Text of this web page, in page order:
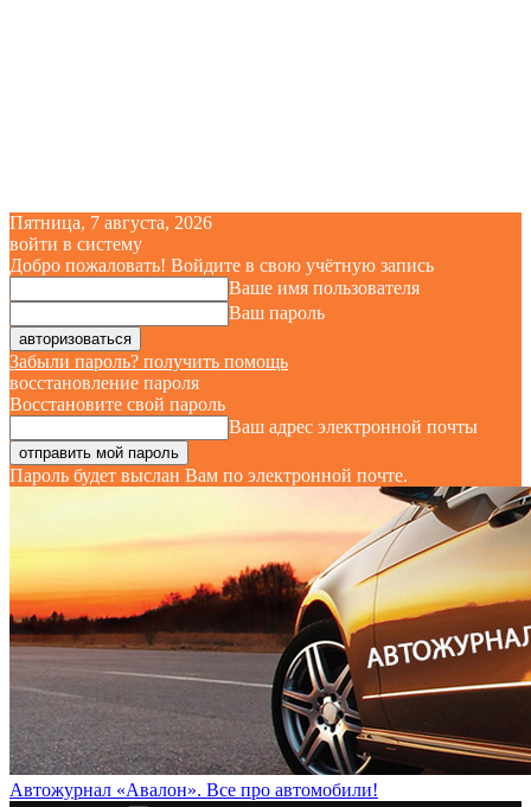
Пятница, 7 августа, 2026
войти в систему
Добро пожаловать! Войдите в свою учётную запись
Ваше имя пользователя
Ваш пароль
Забыли пароль? получить помощь
восстановление пароля
Восстановите свой пароль
Ваш адрес электронной почты
Пароль будет выслан Вам по электронной почте.
Автожурнал «Авалон». Все про автомобили!